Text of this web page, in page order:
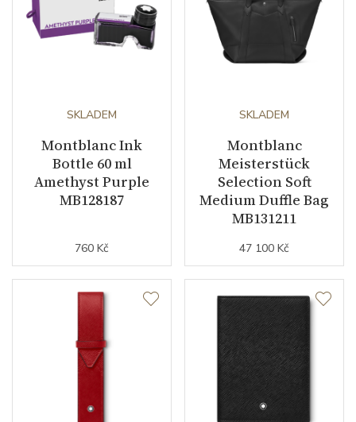
SKLADEM
Montblanc Ink
Bottle 60 ml
Amethyst Purple
MB128187
760 Kč
SKLADEM
Montblanc
Meisterstück
Selection Soft
Medium Duffle Bag
MB131211
47 100 Kč